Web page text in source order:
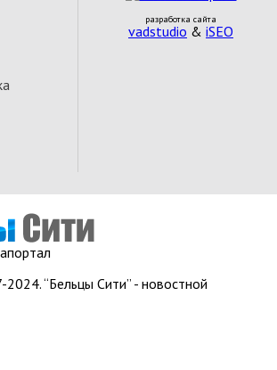
разработка сайта
vadstudio & iSEO
“Бельцы Сити” - новостной